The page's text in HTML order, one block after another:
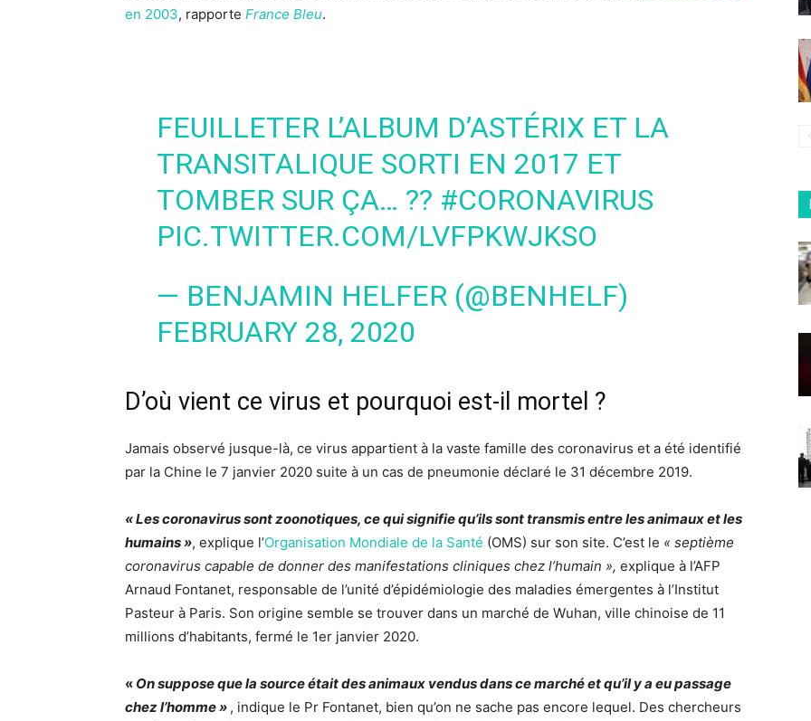
en 2003, rapporte France Bleu.
FEUILLETER L’ALBUM D’ASTÉRIX ET LA
TRANSITALIQUE SORTI EN 2017 ET
TOMBER SUR ÇA… ?? #CORONAVIRUS
PIC.TWITTER.COM/LVFPKWJKSO
— BENJAMIN HELFER (@BENHELF)
FEBRUARY 28, 2020
D’où vient ce virus et pourquoi est-il mortel ?
Jamais observé jusque-là, ce virus appartient à la vaste famille des coronavirus et a été identifié
par la Chine le 7 janvier 2020 suite à un cas de pneumonie déclaré le 31 décembre 2019.
« Les coronavirus sont zoonotiques, ce qui signifie qu’ils sont transmis entre les animaux et les
humains », explique l’Organisation Mondiale de la Santé (OMS) sur son site. C’est le « septième
coronavirus capable de donner des manifestations cliniques chez l’humain », explique à l’AFP
Arnaud Fontanet, responsable de l’unité d’épidémiologie des maladies émergentes à l’Institut
Pasteur à Paris. Son origine semble se trouver dans un marché de Wuhan, ville chinoise de 11
millions d’habitants, fermé le 1er janvier 2020.
« On suppose que la source était des animaux vendus dans ce marché et qu’il y a eu passage
chez l’homme » , indique le Pr Fontanet, bien qu’on ne sache pas encore lequel. Des chercheurs